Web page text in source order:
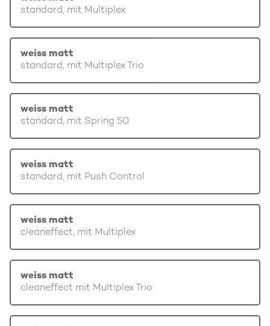
standard, mit Multiplex
weiss matt
standard, mit Multiplex Trio
weiss matt
standard, mit Spring 50
weiss matt
standard, mit Push Control
weiss matt
cleaneffect, mit Multiplex
weiss matt
cleaneffect mit Multiplex Trio